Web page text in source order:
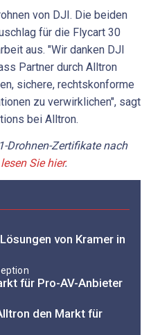
von DJI. Die beiden
für die Flycart 30
aus. "Wir danken DJI
Partner durch Alltron
sichere, rechtskonforme
zu verwirklichen", sagt
bei Alltron.
Drohnen-Zertifikate nach
lesen Sie hier.
von Kramer in
für Pro-AV-Anbieter
den Markt für